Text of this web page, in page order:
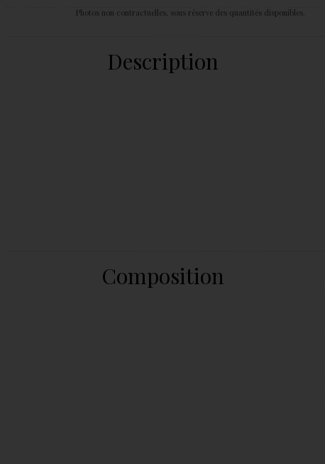
Photos non contractuelles, sous réserve des quantités disponibles.
Description
Composition